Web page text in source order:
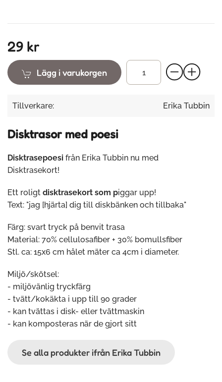
29 kr
Lägg i varukorgen
Tillverkare: Erika Tubbin
Disktrasor med poesi
Disktrasepoesi från Erika Tubbin nu med
Disktrasekort!
Ett roligt disktrasekort som piggar upp!
Text: "jag [hjärta] dig till diskbänken och tillbaka"
Färg: svart tryck på benvit trasa
Material: 70% cellulosafiber + 30% bomullsfiber
Stl. ca: 15x6 cm hålet mäter ca 4cm i diameter.
Miljö/skötsel:
- miljövänlig tryckfärg
- tvätt/kokäkta i upp till 90 grader
- kan tvättas i disk- eller tvättmaskin
- kan komposteras när de gjort sitt
Se alla produkter ifrån Erika Tubbin